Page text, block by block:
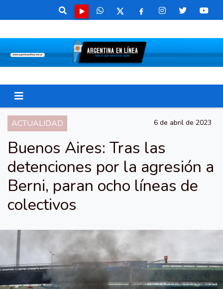
ACTUALIDAD 6 de abril de 2023
Buenos Aires: Tras las
detenciones por la agresión a
Berni, paran ocho líneas de
colectivos